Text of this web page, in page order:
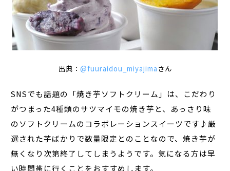
出典： @fuuraidou_miyajima さん
SNSでも話題の「焼き芋ソフトクリーム」は、こだわり
がつまった4種類のサツマイモの焼き芋と、あっさり味
のソフトクリームのコラボレーションスイーツです♪厳
選された芋ばかりで数量限定とのことなので、焼き芋が
無くなり次第終了してしまうようです。気になる方は早
い時間帯に行くことをおすすめします。